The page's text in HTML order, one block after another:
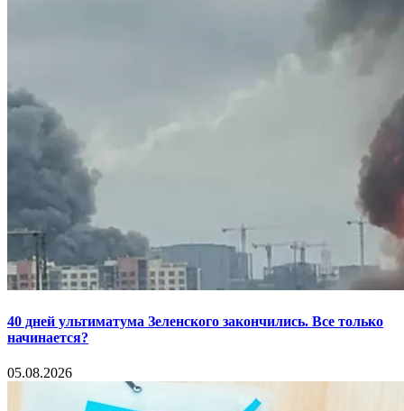
40 дней ультиматума Зеленского закончились. Все только
начинается?
05.08.2026